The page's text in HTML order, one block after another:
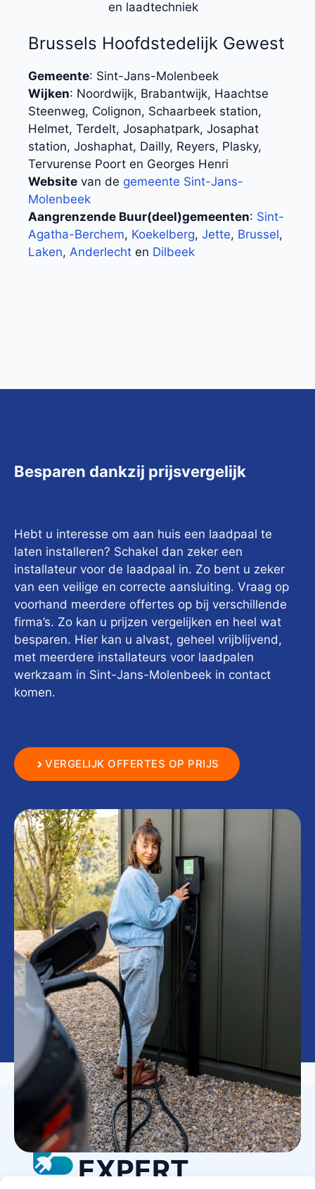
en laadtechniek
Brussels Hoofdstedelijk Gewest
Gemeente: Sint-Jans-Molenbeek
Wijken: Noordwijk, Brabantwijk, Haachtse
Steenweg, Colignon, Schaarbeek station,
Helmet, Terdelt, Josaphatpark, Josaphat
station, Joshaphat, Dailly, Reyers, Plasky,
Tervurense Poort en Georges Henri
Website van de gemeente Sint-Jans-
Molenbeek
Aangrenzende Buur(deel)gemeenten: Sint-
Agatha-Berchem, Koekelberg, Jette, Brussel,
Laken, Anderlecht en Dilbeek
Besparen dankzij prijsvergelijk
Hebt u interesse om aan huis een laadpaal te
laten installeren? Schakel dan zeker een
installateur voor de laadpaal in. Zo bent u zeker
van een veilige en correcte aansluiting. Vraag op
voorhand meerdere offertes op bij verschillende
firma’s. Zo kan u prijzen vergelijken en heel wat
besparen. Hier kan u alvast, geheel vrijblijvend,
met meerdere installateurs voor laadpalen
werkzaam in Sint-Jans-Molenbeek in contact
komen.
VERGELIJK OFFERTES OP PRIJS
LAADPAAL
EXPERT